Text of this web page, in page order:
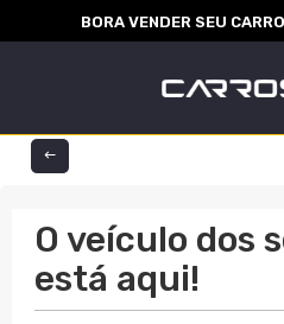
BORA VENDER SEU
O veículo dos
está aqui!